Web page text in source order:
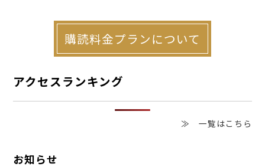
購読料金プランについて
アクセスランキング
≫ 一覧はこちら
お知らせ